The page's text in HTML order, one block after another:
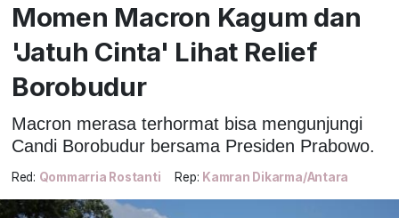
Momen Macron Kagum dan
'Jatuh Cinta' Lihat Relief
Borobudur
Macron merasa terhormat bisa mengunjungi
Candi Borobudur bersama Presiden Prabowo.
Red: Qommarria Rostanti Rep: Kamran Dikarma/Antara